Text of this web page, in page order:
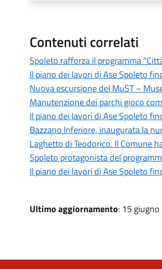
Contenuti correlati
Spoleto rafforza il programma
Il piano dei lavori di Ase Spoleto
Nuova escursione del MuST –
Manutenzione dei parchi gioco
Il piano dei lavori di Ase Spoleto
Bazzano Inferiore, inaugurata la
Laghetto di Teodorico. Il Comune
Spoleto protagonista del
Il piano dei lavori di Ase Spoleto
Ultimo aggiornamento: 15